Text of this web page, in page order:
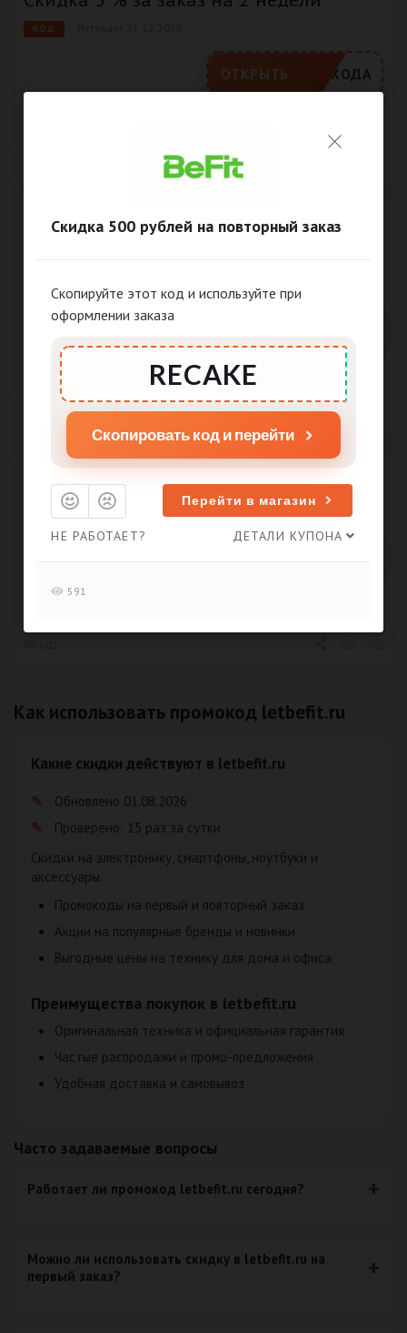
КОД
РОМОКОДА
ОТКРЫТЬ
Скидка 500 рублей на повторный
100% УСПЕШНО
Скидка 5 % за заказ на 2 недели
Истекает 31.12.2026
Как использовать промокод letbefit.ru
Какие скидки действуют в letbefit.ru
Обновлено 01.08.2026
Проверено: 15 раз за сутки
Скидки на электронику, смартфоны, ноутбуки и
аксессуары.
Промокоды на первый и повторный заказ
Акции на популярные бренды и новинки
Выгодные цены на технику для дома и офиса
Преимущества покупок в letbefit.ru
Оригинальная техника и официальная гарантия
Частые распродажи и промо-предложения
Удобная доставка и самовывоз
Часто задаваемые вопросы
Работает ли промокод letbefit.ru сегодня?
Можно ли использовать скидку в letbefit.ru на
первый заказ?
Скидка 500 рублей на повторный заказ
Скопируйте этот код и используйте при
оформлении заказа
Скопировать код и перейти
Перейти в магазин
НЕ РАБОТАЕТ? ДЕТАЛИ КУПОНА
591